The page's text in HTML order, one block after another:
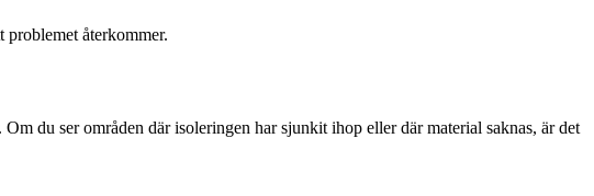
problemet återkommer.
du ser områden där isoleringen har sjunkit ihop eller där material saknas, är det